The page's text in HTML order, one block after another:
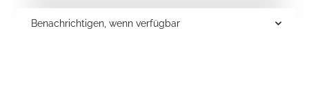
Benachrichtigen, wenn verfügbar